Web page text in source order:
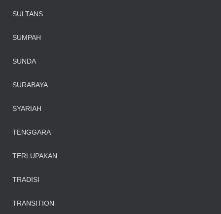
SULTANS
SUMPAH
SUNDA
SURABAYA
SYARIAH
TENGGARA
TERLUPAKAN
TRADISI
TRANSITION